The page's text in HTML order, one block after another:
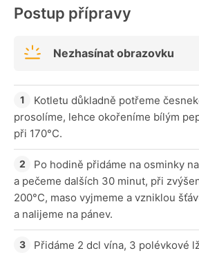
Postup přípravy
Nezhasínat obrazovku
Kotletu důkladně potřeme
prosolíme, lehce okořeníme bílým
při 170°C.
Po hodině přidáme na osminky
a pečeme dalších 30 minut, při
200°C, maso vyjmeme a vzniklou
a nalijeme na pánev.
Přidáme 2 dcl vína, 3 polévkové